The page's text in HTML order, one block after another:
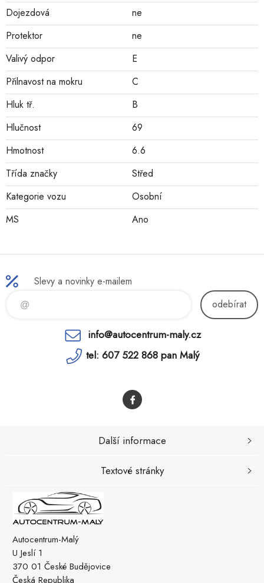
Dojezdová
ne
Protektor
ne
Valivý odpor
E
Přilnavost na mokru
C
Hluk tř.
B
Hlučnost
69
Hmotnost
6.6
Třída značky
Střed
Kategorie vozu
Osobní
MS
Ano
Slevy a novinky e-mailem
odebírat
info@autocentrum-maly.cz
tel: 607 522 868 pan Malý
Autocentrum-Malý
U Jeslí 1
370 01 České Budějovice
Česká Republika
Další informace
Textové stránky